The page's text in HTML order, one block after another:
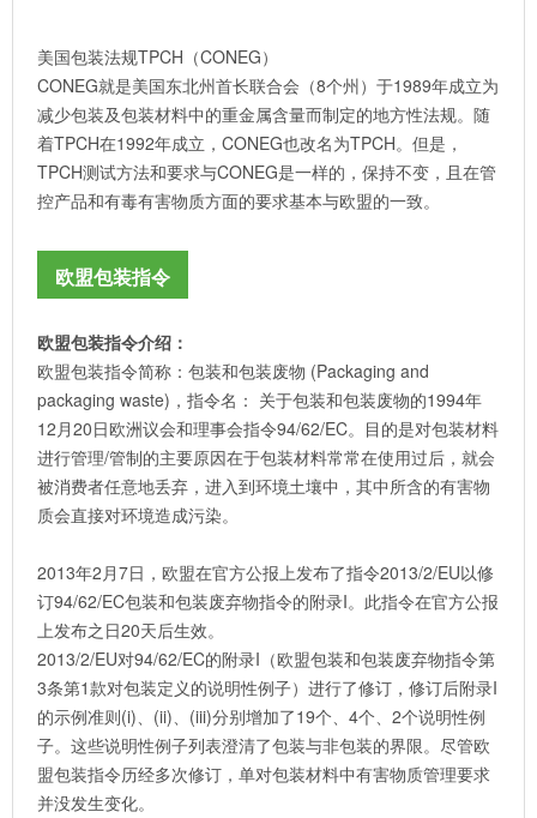
美国包装法规TPCH（CONEG）
CONEG就是美国东北州首长联合会（8个州）于1989年成立为
减少包装及包装材料中的重金属含量而制定的地方性法规。随
着TPCH在1992年成立，CONEG也改名为TPCH。但是，
TPCH测试方法和要求与CONEG是一样的，保持不变，且在管
控产品和有毒有害物质方面的要求基本与欧盟的一致。
欧盟包装指令
欧盟包装指令介绍 ：
欧盟包装指令简称：包装和包装废物 (Packaging and
packaging waste)，指令名： 关于包装和包装废物的1994年
12月20日欧洲议会和理事会指令94/62/EC。目的是对包装材料
进行管理/管制的主要原因在于包装材料常常在使用过后，就会
被消费者任意地丢弃，进入到环境土壤中，其中所含的有害物
质会直接对环境造成污染。
2013年2月7日，欧盟在官方公报上发布了指令2013/2/EU以修
订94/62/EC包装和包装废弃物指令的附录I。此指令在官方公报
上发布之日20天后生效。
2013/2/EU对94/62/EC的附录I（欧盟包装和包装废弃物指令第
3条第1款对包装定义的说明性例子）进行了修订，修订后附录I
的示例准则(i)、(ii)、(iii)分别增加了19个、4个、2个说明性例
子。这些说明性例子列表澄清了包装与非包装的界限。尽管欧
盟包装指令历经多次修订，单对包装材料中有害物质管理要求
并没发生变化。